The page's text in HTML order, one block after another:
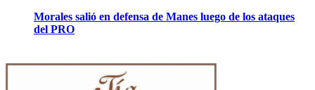
Morales salió en defensa de Manes luego de los ataques
del PRO